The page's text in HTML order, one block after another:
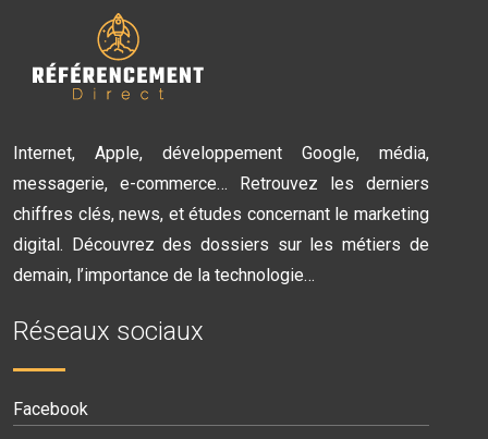
Internet, Apple, développement Google, média,
messagerie, e-commerce… Retrouvez les derniers
chiffres clés, news, et études concernant le marketing
digital. Découvrez des dossiers sur les métiers de
demain, l’importance de la technologie…
Réseaux sociaux
Facebook